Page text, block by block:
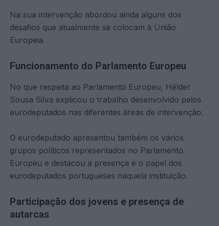
Na sua intervenção abordou ainda alguns dos
desafios que atualmente se colocam à União
Europeia.
Funcionamento do Parlamento Europeu
No que respeita ao Parlamento Europeu, Hélder
Sousa Silva explicou o trabalho desenvolvido pelos
eurodeputados nas diferentes áreas de intervenção.
O eurodeputado apresentou também os vários
grupos políticos representados no Parlamento
Europeu e destacou a presença e o papel dos
eurodeputados portugueses naquela instituição.
Participação dos jovens e presença de
autarcas